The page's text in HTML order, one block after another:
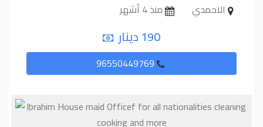
الاحمدي منذ 4 أشهر
190 دينار